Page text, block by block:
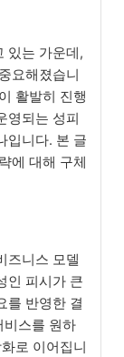
있는 가운데,
요해졌습니
활발히 진행
영되는 성피
입니다. 본 글
에 대해 구체
즈니스 모델
인 피시가 큰
를 반영한 결
비스를 원하
로 이어집니